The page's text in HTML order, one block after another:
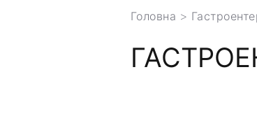
Головна >